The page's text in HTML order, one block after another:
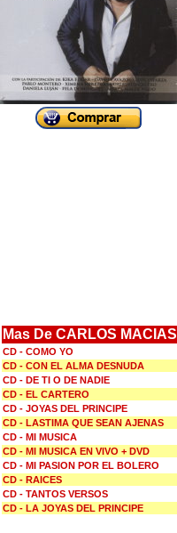
Mas De CARLOS MACIAS
CD - COMO YO
CD - CON EL ALMA DESNUDA
CD - DE TI O DE NADIE
CD - EL CARTERO
CD - JOYAS DEL PRINCIPE
CD - LASTIMA QUE SEAN AJENAS
CD - MI MUSICA
CD - MI MUSICA EN VIVO + DVD
CD - MI PASION POR EL BOLERO
CD - RAICES
CD - TANTOS VERSOS
CD - LA JOYAS DEL PRINCIPE